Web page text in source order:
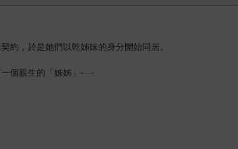
約，於是她們以乾姊妹的身分開始同居。
個親生的「姊姊」──